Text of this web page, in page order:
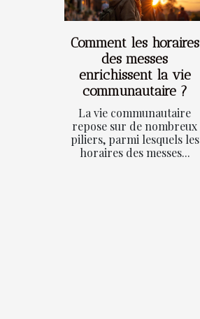
Comment les horaires
des messes
enrichissent la vie
communautaire ?
La vie communautaire
repose sur de nombreux
piliers, parmi lesquels les
horaires des messes...